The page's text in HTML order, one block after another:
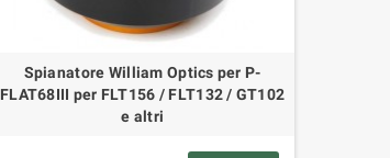
Spianatore William Optics per P-
FLAT68III per FLT156 / FLT132 / GT102
e altri